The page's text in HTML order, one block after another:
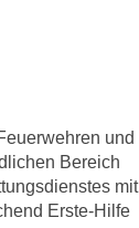
und
Bereich
mit
Erste-Hilfe